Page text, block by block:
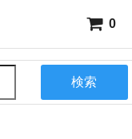
0
検索